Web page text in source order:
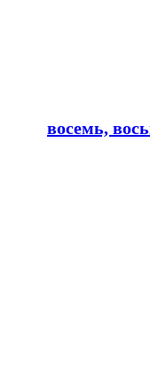
восемь,